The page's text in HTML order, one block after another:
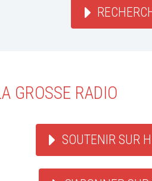
GROSSE RADIO
SOUTENIR SUR